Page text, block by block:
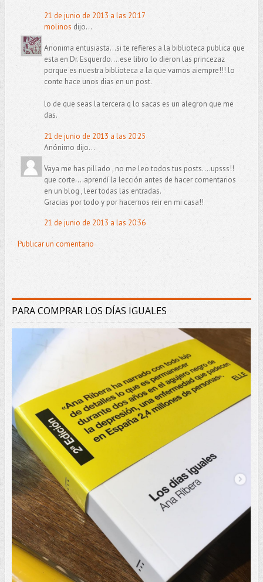
21 de junio de 2013 a las 20:17
molinos dijo...
Anonima entusiasta...si te refieres a la biblioteca publica que
esta en Dr. Esquerdo....ese libro lo dieron las princezaz
porque es nuestra biblioteca a la que vamos aiempre!!! lo
conte hace unos dias en un post.
lo de que seas la tercera q lo sacas es un alegron que me
das.
21 de junio de 2013 a las 20:25
Anónimo dijo...
Vaya me has pillado , no me leo todos tus posts....upsss!!
que corte....aprendí la lección antes de hacer comentarios
en un blog , leer todas las entradas.
Gracias por todo y por hacernos reir en mi casa!!
21 de junio de 2013 a las 20:36
Publicar un comentario
PARA COMPRAR LOS DÍAS IGUALES